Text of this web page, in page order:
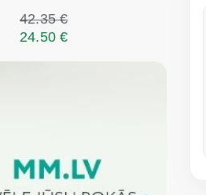
42.35 €
24.50 €
Dina Vituma
serviss!